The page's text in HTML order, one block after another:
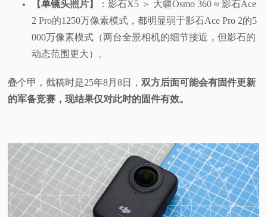
【单镜头照片】
：影石X5 ＞ 大疆Osmo 360 ≈ 影石Ace
2 Pro的1250万像素模式，都明显弱于影石Ace Pro 2的5
000万像素模式（两台全景相机的细节接近，但影石的
动态范围更大）。
叠个甲，截稿时是25年8月8日，双方后面可能会有固件更新
的军备竞赛，现结果仅对此时的固件有效。